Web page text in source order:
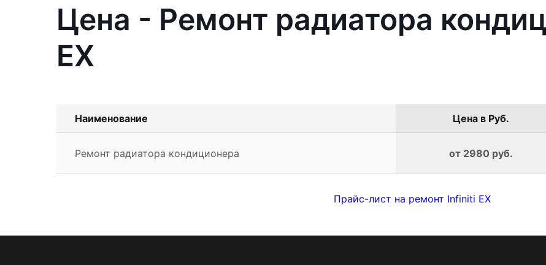
Цена - Ремонт радиатора
EX
Наименование Цена в Руб.
Ремонт радиатора кондиционера от 2980 руб.
Прайс-лист на ремонт Infiniti EX